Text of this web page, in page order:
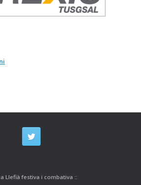
Llefià festiva i combativa ::